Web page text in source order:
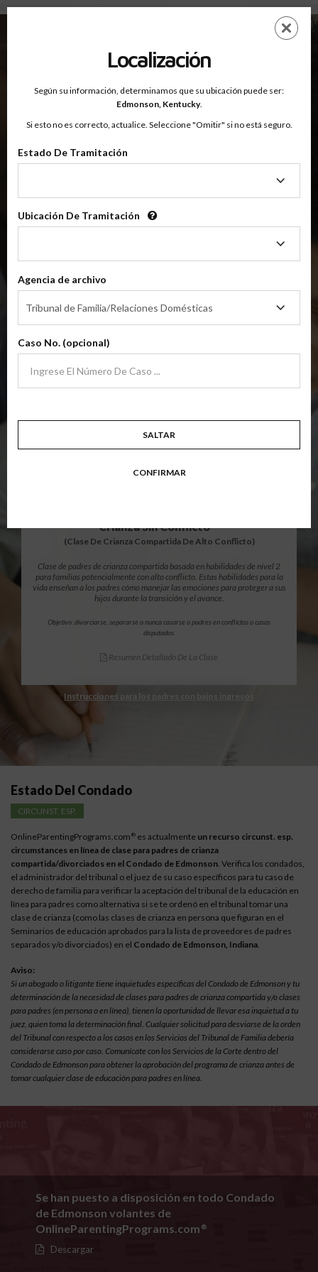
Condado De Edmonson, Kentucky — Clases Para Padres En Línea
EN
OnlineParentingPrograms.com
Condado De Edmonson, Kentucky
(Clase Básica De Crianza Compartida)
Clase de padres de crianza compartida básica de nivel 1 centrada en
familias en transición. Los padres aprenden habilidades para evitar errores
comunes en un esfuerzo por trabajar juntos como padres por el bien de los
niños.
$139.99
Crianza Sin Conflicto
(Clase De Crianza Compartida De Alto Conflicto)
Clase de padres de crianza compartida basada en habilidades de nivel 2
para familias potencialmente con alto conflicto. Estas habilidades para la
vida enseñan a los padres cómo manejar las emociones para proteger a sus
hijos durante la transición y el avance.
Objetivo: divorciarse, separarse o nunca casarse o padres en conflictos o casos
disputados.
Resumen Detallado De La Clase
Instrucciones para los padres con bajos ingresos
Estado Del Condado
CIRCUNST. ESP.
OnlineParentingPrograms.com ® es actualmente un recurso circunst. esp.
circumstances en línea de clase para padres de crianza
compartida/divorciados en el Condado de Edmonson. Verifica los condados,
el administrador del tribunal o el juez de su caso específicos para tu caso de
derecho de familia para verificar la aceptación del tribunal de la educación en
línea para padres como alternativa si se te ordenó en el tribunal tomar una
clase de crianza (como las clases de crianza en persona que figuran en el
Seminarios de educación aprobados para la lista de proveedores de padres
separados y/o divorciados) en el Condado de Edmonson, Indiana.
Aviso:
Si un abogado o litigante tiene inquietudes específicas del Condado de Edmonson y tu
determinación de la necesidad de clases para padres de crianza compartida y/o clases
para padres (en persona o en línea), tienen la oportunidad de llevar esa inquietud a tu
juez, quien toma la determinación final. Cualquier solicitud para desviarse de la orden
del Tribunal con respecto a los casos en los Servicios del Tribunal de Familia debería
considerarse caso por caso. Comunícate con los Servicios de la Corte dentro del
Condado de Edmonson para obtener la aprobación del programa de crianza antes de
tomar cualquier clase de educación para padres en línea.
Se han puesto a disposición en todo Condado
de Edmonson volantes de
OnlineParentingPrograms.com ®
Descargar
Localización
Según su información, determinamos que su ubicación puede ser:
Edmonson, Kentucky.
Si esto no es correcto, actualice. Seleccione "Omitir" si no está seguro.
Estado De Tramitación
Tramitación
Ubicación De Tramitación
Tramitación
Agencia de archivo
Tribunal de Familia/Relaciones Domésticas
de
archivo
Caso No. (opcional)
SALTAR
CONFIRMAR